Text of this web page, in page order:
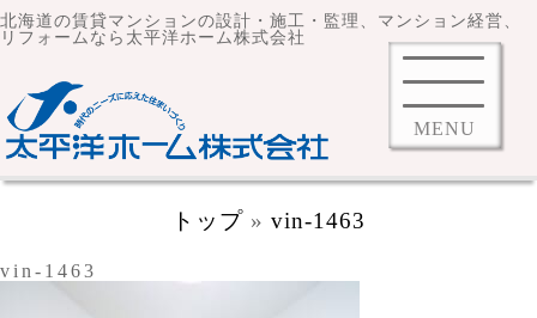
北海道の賃貸マンションの設計・施工・監理、マンション経営、
リフォームなら太平洋ホーム株式会社
MENU
トップ» vin-1463
vin-1463